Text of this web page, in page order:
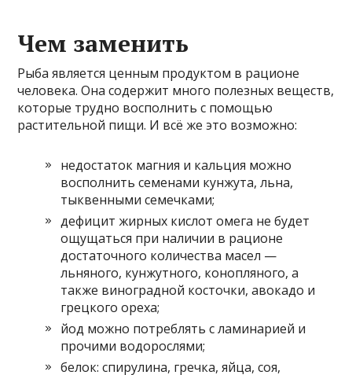
Чем заменить
Рыба является ценным продуктом в рационе
человека. Она содержит много полезных веществ,
которые трудно восполнить с помощью
растительной пищи. И всё же это возможно:
недостаток магния и кальция можно
восполнить семенами кунжута, льна,
тыквенными семечками;
дефицит жирных кислот омега не будет
ощущаться при наличии в рационе
достаточного количества масел —
льняного, кунжутного, конопляного, а
также виноградной косточки, авокадо и
грецкого ореха;
йод можно потреблять с ламинарией и
прочими водорослями;
белок: спирулина, гречка, яйца, соя,